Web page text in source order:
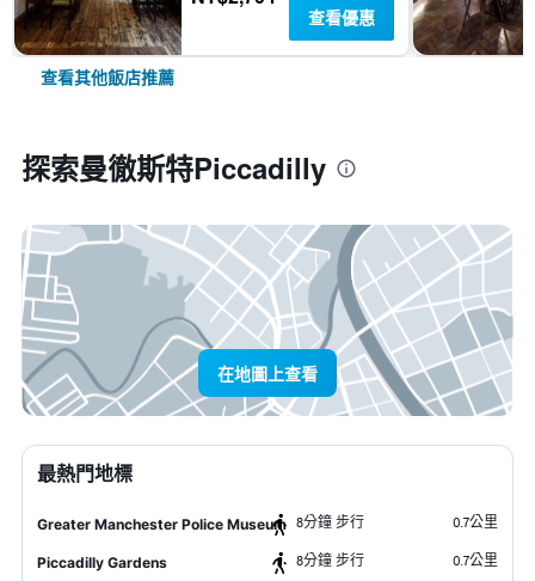
查看優惠
查看其他飯店推薦
探索曼徹斯特Piccadilly
在地圖上查看
最熱門地標
Greater Manchester Police Museum 8分鐘 步行 0.7公里
Piccadilly Gardens 8分鐘 步行 0.7公里